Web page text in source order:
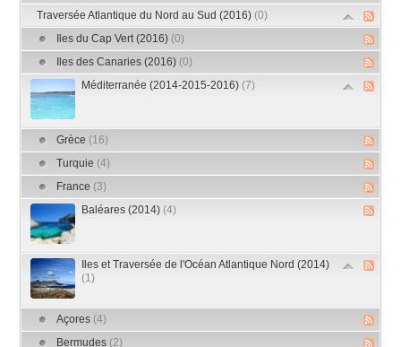
Traversée Atlantique du Nord au Sud (2016) (0)
Iles du Cap Vert (2016) (0)
Iles des Canaries (2016) (0)
Méditerranée (2014-2015-2016) (7)
Grèce (16)
Turquie (4)
France (3)
Baléares (2014) (4)
Iles et Traversée de l'Océan Atlantique Nord (2014)
(1)
Açores (4)
Bermudes (2)